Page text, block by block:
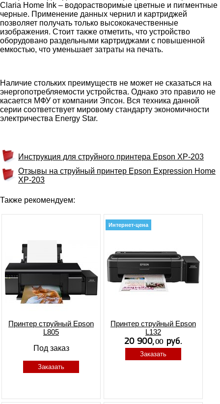
Claria Home Ink – водорастворимые цветные и пигментные
черные. Применение данных чернил и картриджей
позволяет получать только высококачественные
изображения. Стоит также отметить, что устройство
оборудовано раздельными картриджами с повышенной
емкостью, что уменьшает затраты на печать.
Наличие стольких преимуществ не может не сказаться на
энергопотребляемости устройства. Однако это правило не
касается МФУ от компании Эпсон. Вся техника данной
серии соответствует мировому стандарту экономичности
электричества Energy Star.
Инструкция для струйного принтера Epson XP-203
Отзывы на струйный принтер Epson Expression Home
XP-203
Также рекомендуем:
Принтер струйный Epson
L805
Под заказ
Заказать
Интернет-цена
Принтер струйный Epson
L132
Заказать